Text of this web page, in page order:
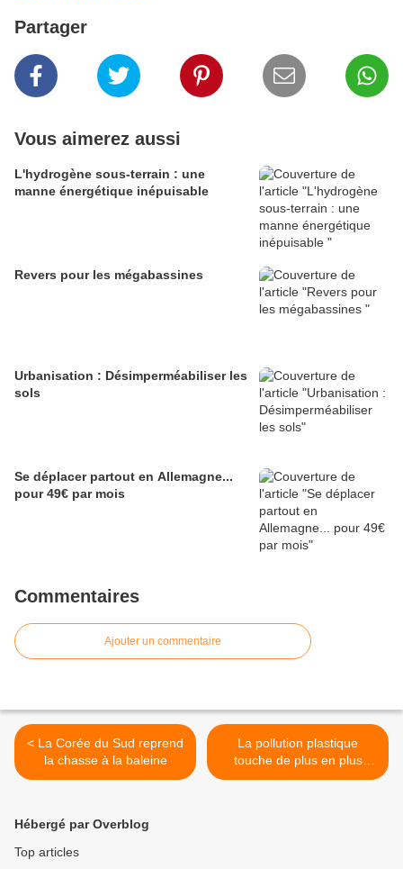
Partager
Vous aimerez aussi
L'hydrogène sous-terrain : une
manne énergétique inépuisable
Revers pour les mégabassines
Urbanisation : Désimperméabiliser les
sols
Se déplacer partout en Allemagne...
pour 49€ par mois
Commentaires
Ajouter un commentaire
< La Corée du Sud reprend
la chasse à la baleine
La pollution plastique
touche de plus en plus
d’oiseaux de mer >
Hébergé par Overblog
Top articles